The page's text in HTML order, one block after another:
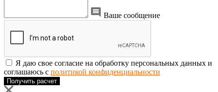
Ваше сообщение
Я даю свое согласие на обработку персональных данных и
соглашаюсь с политикой конфиденциальности
Получить расчет